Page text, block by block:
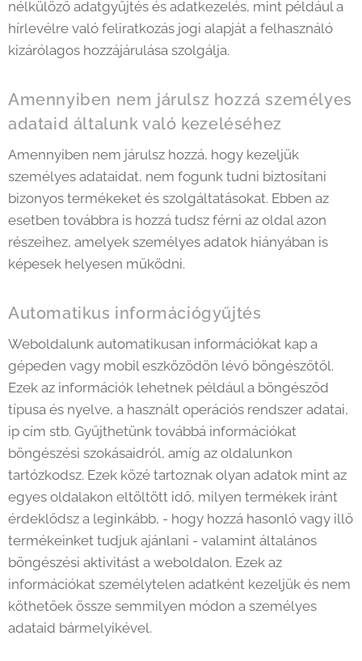
nélkülöző adatgyűjtés és adatkezelés, mint például a
hírlevélre való feliratkozás jogi alapját a felhasználó
kizárólagos hozzájárulása szolgálja.
Amennyiben nem járulsz hozzá személyes
adataid általunk való kezeléséhez
Amennyiben nem járulsz hozzá, hogy kezeljük
személyes adataidat, nem fogunk tudni biztosítani
bizonyos termékeket és szolgáltatásokat. Ebben az
esetben továbbra is hozzá tudsz férni az oldal azon
részeihez, amelyek személyes adatok hiányában is
képesek helyesen működni.
Automatikus információgyűjtés
Weboldalunk automatikusan információkat kap a
gépeden vagy mobil eszközödön lévő böngészőtől.
Ezek az információk lehetnek például a böngésződ
típusa és nyelve, a használt operációs rendszer adatai,
ip cím stb. Gyűjthetünk továbbá információkat
böngészési szokásaidról, amíg az oldalunkon
tartózkodsz. Ezek közé tartoznak olyan adatok mint az
egyes oldalakon eltöltött idő, milyen termékek iránt
érdeklődsz a leginkább, - hogy hozzá hasonló vagy illő
termékeinket tudjuk ajánlani - valamint általános
böngészési aktivitást a weboldalon. Ezek az
információkat személytelen adatként kezeljük és nem
köthetőek össze semmilyen módon a személyes
adataid bármelyikével.